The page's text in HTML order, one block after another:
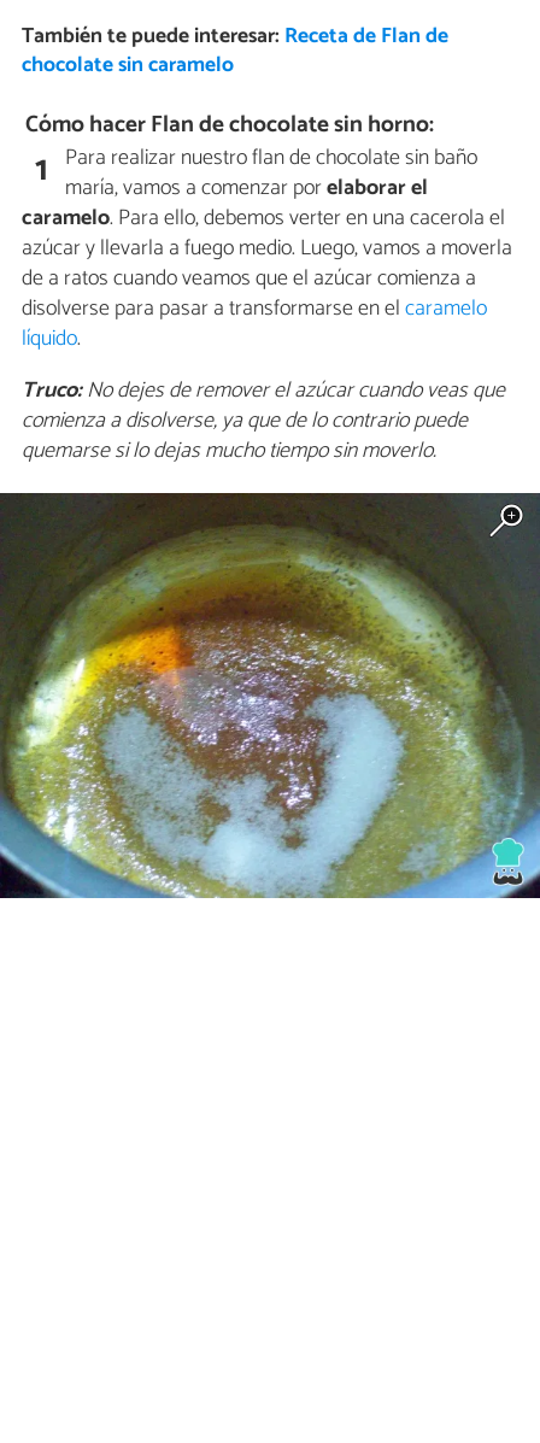
También te puede interesar: Receta de Flan de
chocolate sin caramelo
Cómo hacer Flan de chocolate sin horno:
1 Para realizar nuestro flan de chocolate sin baño
maría, vamos a comenzar porelaborar el
caramelo. Para ello, debemos verter en una cacerola el
azúcar y llevarla a fuego medio. Luego, vamos a moverla
de a ratos cuando veamos que el azúcar comienza a
disolverse para pasar a transformarse en elcaramelo
líquido.
Truco:No dejes de remover el azúcar cuando veas que
comienza a disolverse, ya que de lo contrario puede
quemarse si lo dejas mucho tiempo sin moverlo.